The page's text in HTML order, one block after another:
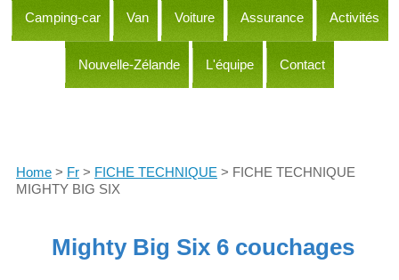
Camping-car Van Voiture Assurance Activités
Nouvelle-Zélande L'équipe Contact
Home > Fr > FICHE TECHNIQUE > FICHE TECHNIQUE
MIGHTY BIG SIX
Mighty Big Six 6 couchages